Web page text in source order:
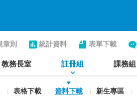
章則 統計資料 表單下載
教務長室 註冊組
表格下載 資料下載 新生專區
課務組